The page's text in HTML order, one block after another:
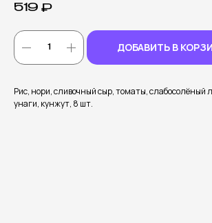
519 ₽
ДОБАВИТЬ В
Рис, нори, сливочный сыр, томаты, слабосолёный
унаги, кунжут, 8 шт.